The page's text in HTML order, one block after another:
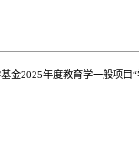
金2025年度教育学一般项目